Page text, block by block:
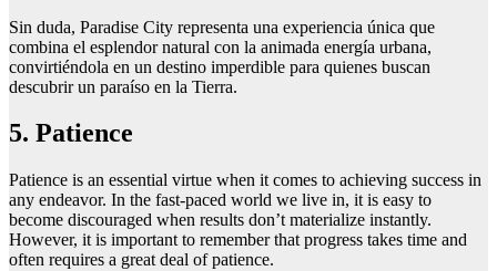
Sin duda, Paradise City representa una experiencia única que
combina el esplendor natural con la animada energía urbana,
convirtiéndola en un destino imperdible para quienes buscan
descubrir un paraíso en la Tierra.
5. Patience
Patience is an essential virtue when it comes to achieving success in
any endeavor. In the fast-paced world we live in, it is easy to
become discouraged when results don’t materialize instantly.
However, it is important to remember that progress takes time and
often requires a great deal of patience.